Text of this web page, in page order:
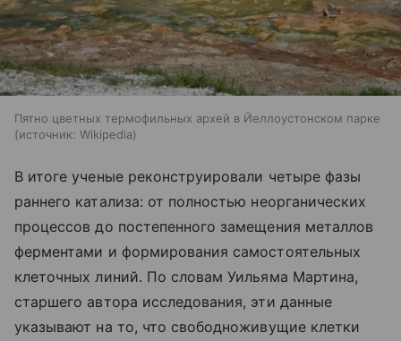
Пятно цветных термофильных архей в Йеллоустонском парке
источник: Wikipedia
В итоге ученые реконструировали четыре фазы
раннего катализа: от полностью неорганических
процессов до постепенного замещения металлов
ферментами и формирования самостоятельных
клеточных линий. По словам Уильяма Мартина,
старшего автора исследования, эти данные
указывают на то, что свободноживущие клетки